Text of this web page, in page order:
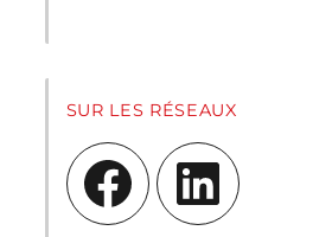
SUR LES RÉSEAUX